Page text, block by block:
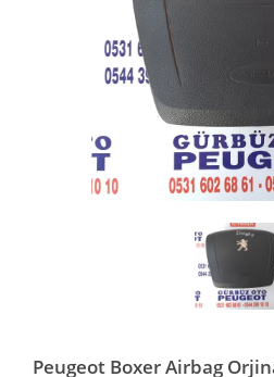
Peugeot Boxer Airbag